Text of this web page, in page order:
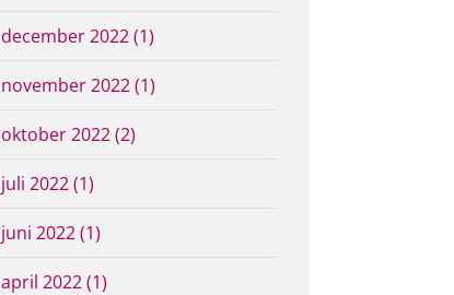
december 2022 (1)
november 2022 (1)
oktober 2022 (2)
juli 2022 (1)
juni 2022 (1)
april 2022 (1)